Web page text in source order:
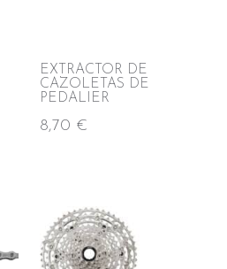
EXTRACTOR DE
CAZOLETAS DE
PEDALIER
8,70 €